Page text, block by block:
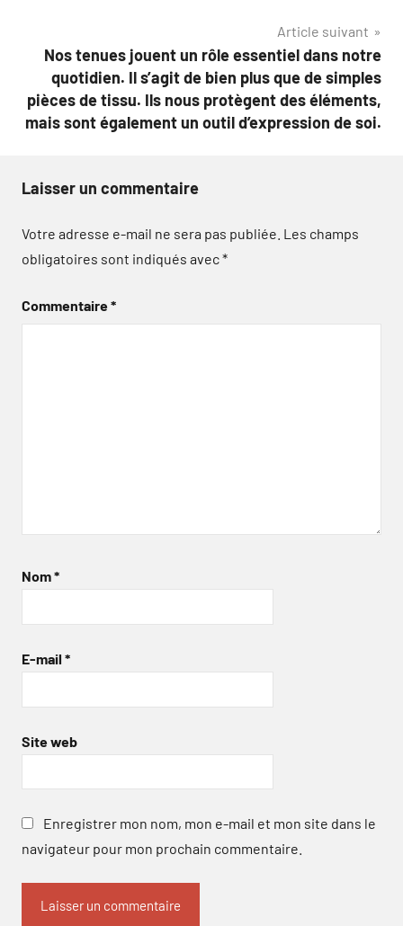
Article suivant
Nos tenues jouent un rôle essentiel dans notre
quotidien. Il s’agit de bien plus que de simples
pièces de tissu. Ils nous protègent des éléments,
mais sont également un outil d’expression de soi.
Laisser un commentaire
Votre adresse e-mail ne sera pas publiée. Les champs
obligatoires sont indiqués avec*
Commentaire*
Nom*
E-mail *
Site web
Enregistrer mon nom, mon e-mail et mon site dans le
navigateur pour mon prochain commentaire.